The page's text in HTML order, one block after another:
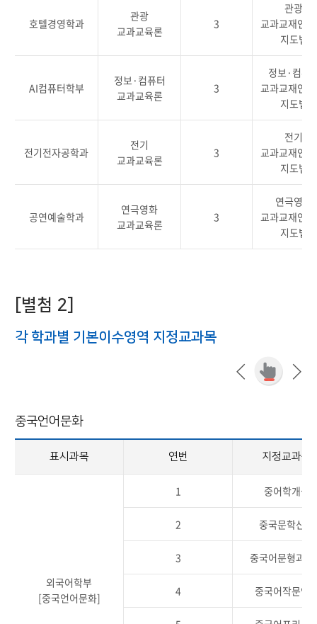
호텔경영학과
관광
교과교육론
3
관광
교과교재연
지도법
AI컴퓨터학부
정보·컴퓨터
교과교육론
3
정보·컴퓨
교과교재연
지도법
전기전자공학과
전기
교과교육론
3
전기
교과교재연
지도법
공연예술학과
연극영화
교과교육론
3
연극영화
교과교재연
지도법
[별첨 2]
각 학과별 기본이수영역 지정교과목
중국언어문화
표시과목 연번 지정교과목
외국어학부
[중국언어문화]
1 중어학개설
2 중국문학산책
3 중국어문형과어
4 중국어작문연